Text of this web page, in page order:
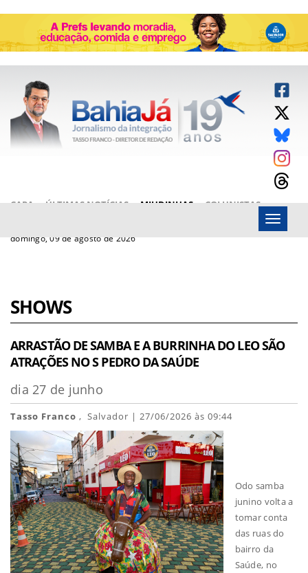
CAPA ÚLTIMAS NOTÍCIAS MIUDINHAS
COLUNISTAS
domingo, 09 de agosto de 2026
Menu
SHOWS
ARRASTÃO DE SAMBA E A BURRINHA DO LEO SÃO
ATRAÇÕES NO S PEDRO DA SAÚDE
dia 27 de junho
Tasso Franco , Salvador | 27/06/2026 às 09:44
Odo samba
junino volta a
tomar conta
das ruas do
bairro da
Saúde, no